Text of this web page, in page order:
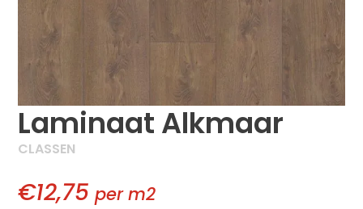
Laminaat Alkmaar
CLASSEN
€12,75 per m2